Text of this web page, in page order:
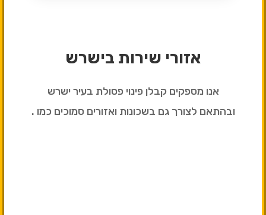
אזורי שירות בישרש
אנו מספקים קבלן פינוי פסולת בעיר ישרש
ובהתאם לצורך גם בשכונות ואזורים סמוכים כמו .